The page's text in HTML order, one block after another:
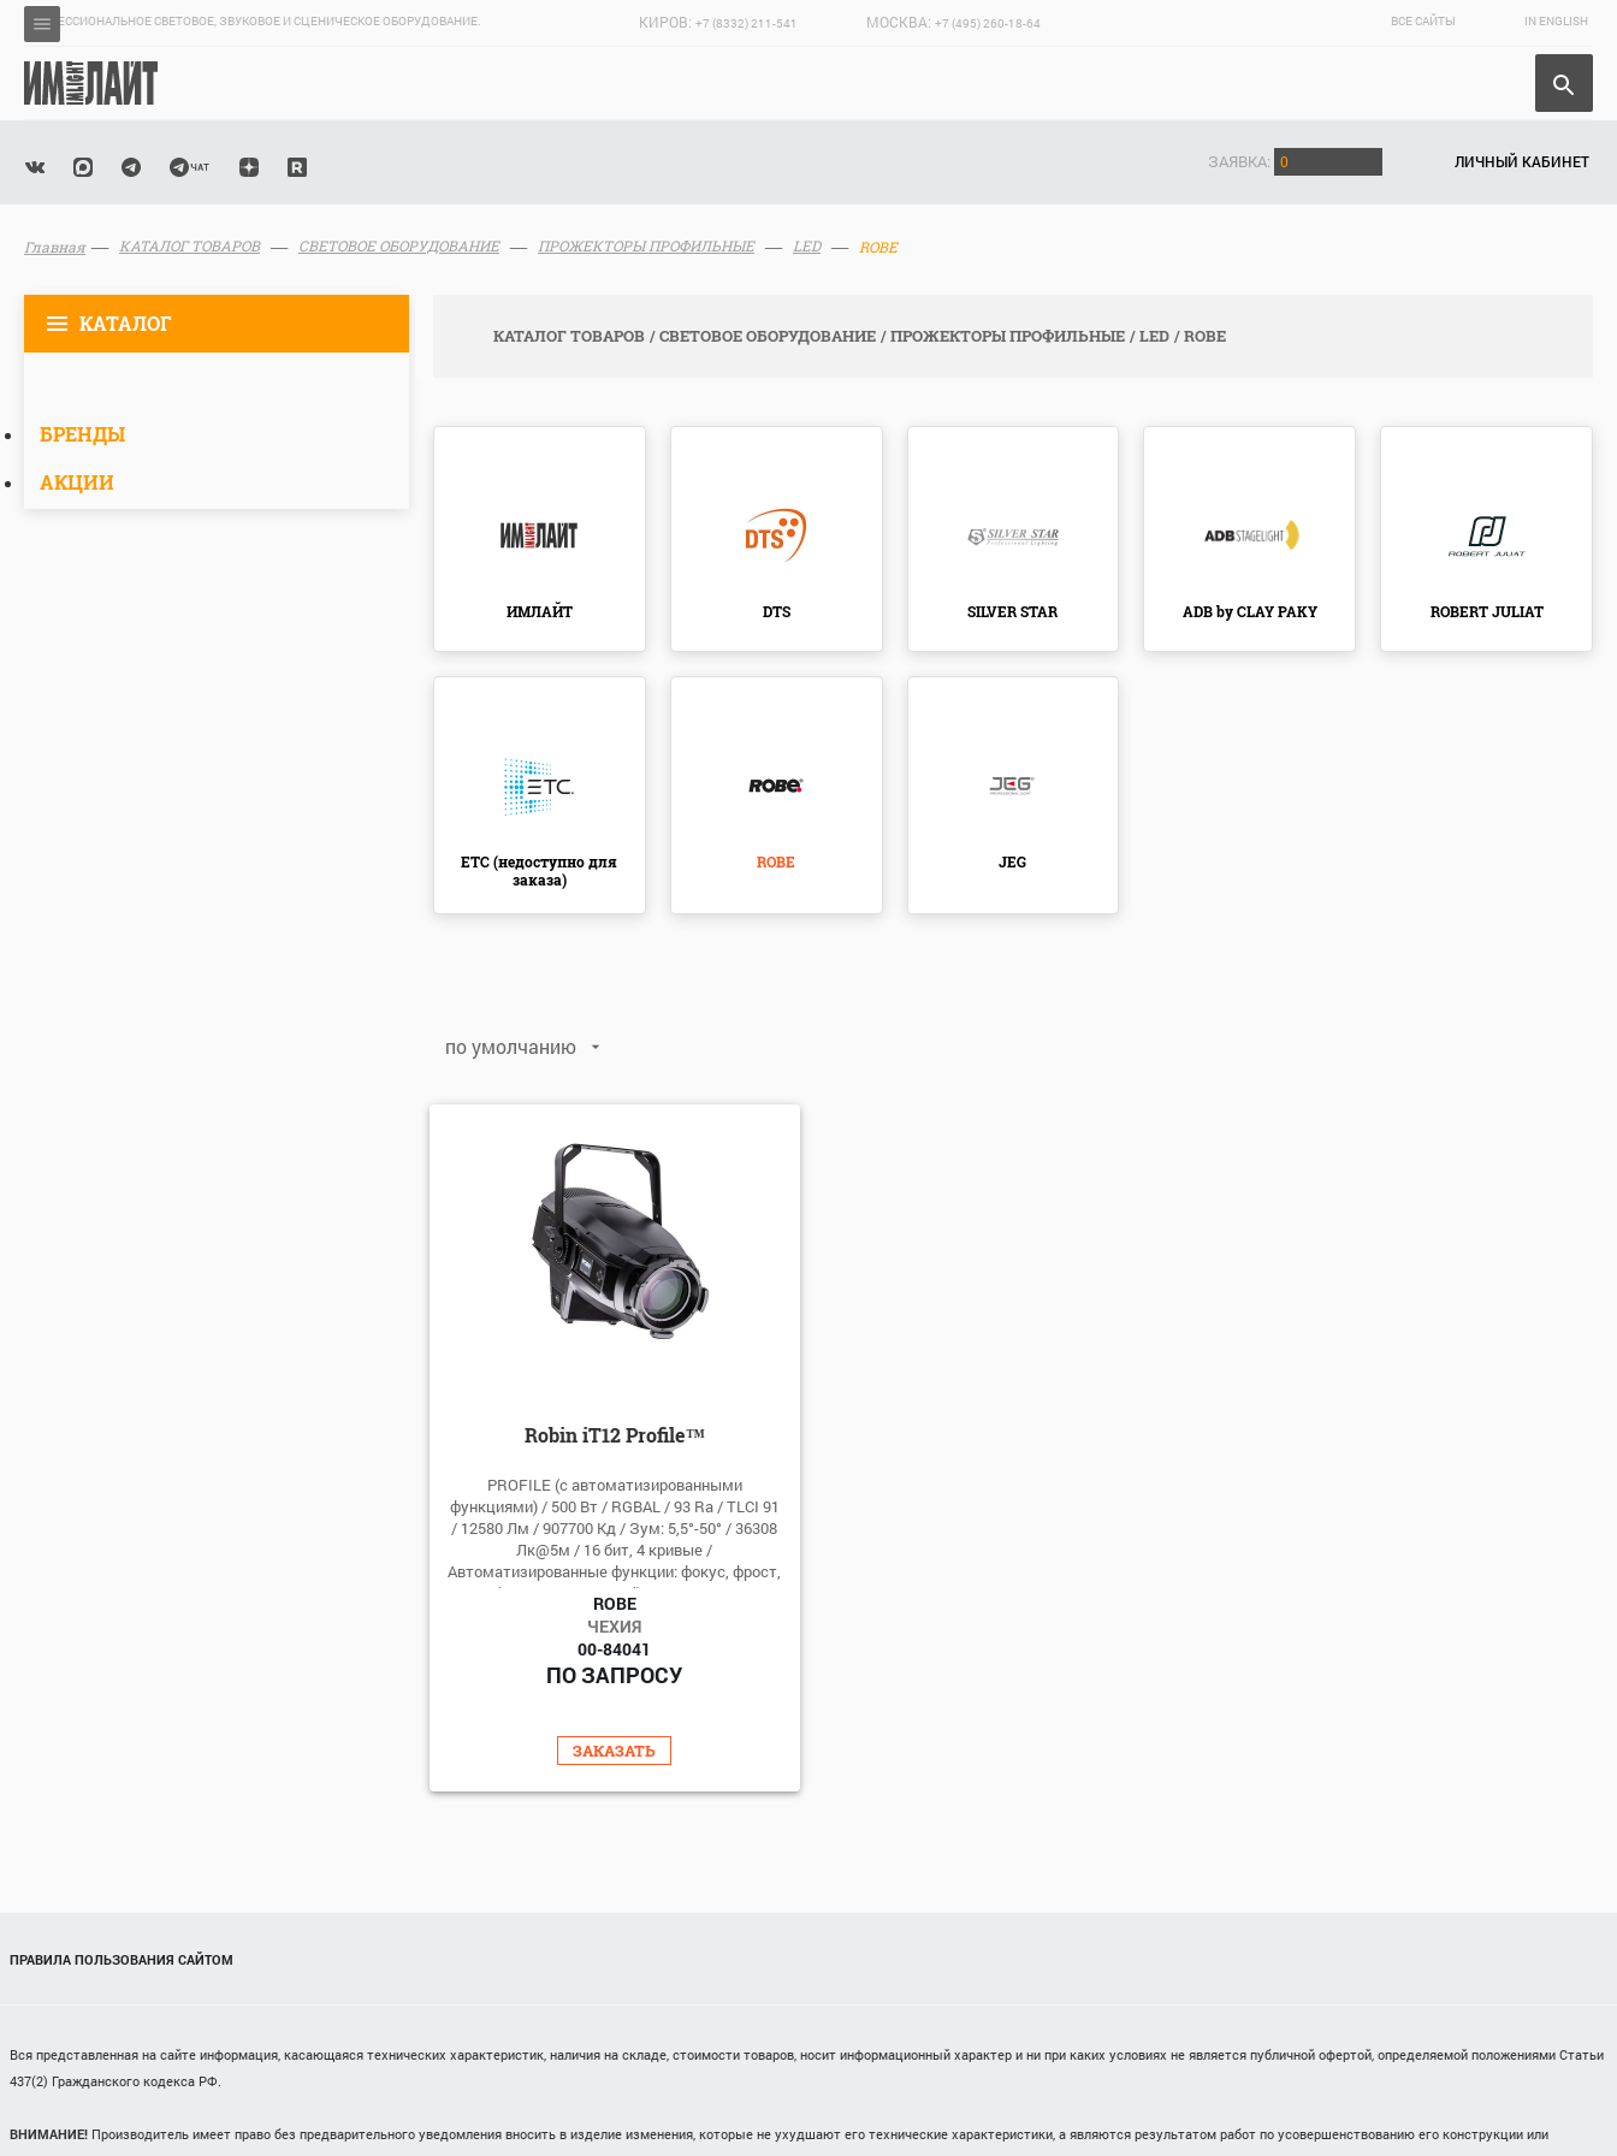
ПРОФЕССИОНАЛЬНОЕ СВЕТОВОЕ, ЗВУКОВОЕ И СЦЕНИЧЕСКОЕ ОБОРУДОВАНИЕ. КИРОВ: +7 (8332) 211-541 МОСКВА: +7 (495) 260-18-64 ВСЕ САЙТЫ IN ENGLISH
ЗАЯВКА: 0 ЛИЧНЫЙ КАБИНЕТ
Главная КАТАЛОГ ТОВАРОВ СВЕТОВОЕ ОБОРУДОВАНИЕ ПРОЖЕКТОРЫ ПРОФИЛЬНЫЕ LED ROBE
КАТАЛОГ
БРЕНДЫ
АКЦИИ
КАТАЛОГ ТОВАРОВ СВЕТОВОЕ ОБОРУДОВАНИЕ ПРОЖЕКТОРЫ ПРОФИЛЬНЫЕ LED ROBE
ИМЛАЙТ DTS SILVER STAR ADB by CLAY PAKY ROBERT JULIAT
ETC (недоступно для
заказа)
ROBE JEG
по умолчанию
по алфавиту: Я-А
по цене: убыванию
по цене: возрастанию
Robin iT12 Profile™
PROFILE (с автоматизированными
функциями) / 500 Вт / RGBAL / 93 Ra / TLCI 91
/ 12580 Лм / 907700 Кд / Зум: 5,5°-50° / 36308
Лк@5м / 16 бит, 4 кривые /
Автоматизированные функции: фокус, фрост,
ирис, блок шторок / тихий режим 23 дБА / до
40 м
ROBE
ЧЕХИЯ
00-84041
ПО ЗАПРОСУ
ЗАКАЗАТЬ
ПРАВИЛА ПОЛЬЗОВАНИЯ САЙТОМ
Вся представленная на сайте информация, касающаяся технических характеристик, наличия на складе, стоимости товаров, носит информационный характер и ни при каких условиях не является публичной офертой, определяемой положениями Статьи
437(2) Гражданского кодекса РФ.
ВНИМАНИЕ! Производитель имеет право без предварительного уведомления вносить в изделие изменения, которые не ухудшают его технические характеристики, а являются результатом работ по усовершенствованию его конструкции или